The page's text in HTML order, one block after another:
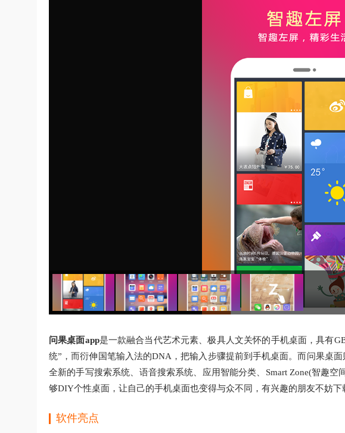
问果桌面app是一款融合当代艺术元素、极具人文关怀的手机桌面，具有
统”，而衍伸国笔输入法的DNA，把输入步骤提前到手机桌面。而问果桌
全新的手写搜索系统、语音搜索系统、应用智能分类、Smart Zone(智趣
够DIY个性桌面，让自己的手机桌面也变得与众不同，有兴趣的朋友不妨下
软件亮点